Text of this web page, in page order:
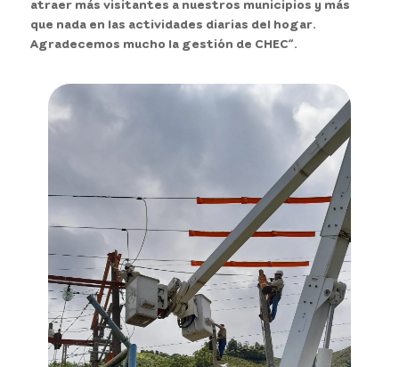
atraer más visitantes a nuestros municipios y más
que nada en las actividades diarias del hogar.
Agradecemos mucho la gestión de CHEC”.